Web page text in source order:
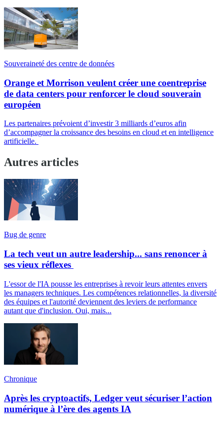
Souveraineté des centre de données
Orange et Morrison veulent créer une coentreprise
de data centers pour renforcer le cloud souverain
européen
Les partenaires prévoient d’investir 3 milliards d’euros afin
d’accompagner la croissance des besoins en cloud et en intelligence
artificielle.
Autres articles
Bug de genre
La tech veut un autre leadership... sans renoncer à
ses vieux réflexes
L'essor de l'IA pousse les entreprises à revoir leurs attentes envers
les managers techniques. Les compétences relationnelles, la diversité
des équipes et l'autorité deviennent des leviers de performance
autant que d'inclusion. Oui, mais...
Chronique
Après les cryptoactifs, Ledger veut sécuriser l’action
numérique à l’ère des agents IA